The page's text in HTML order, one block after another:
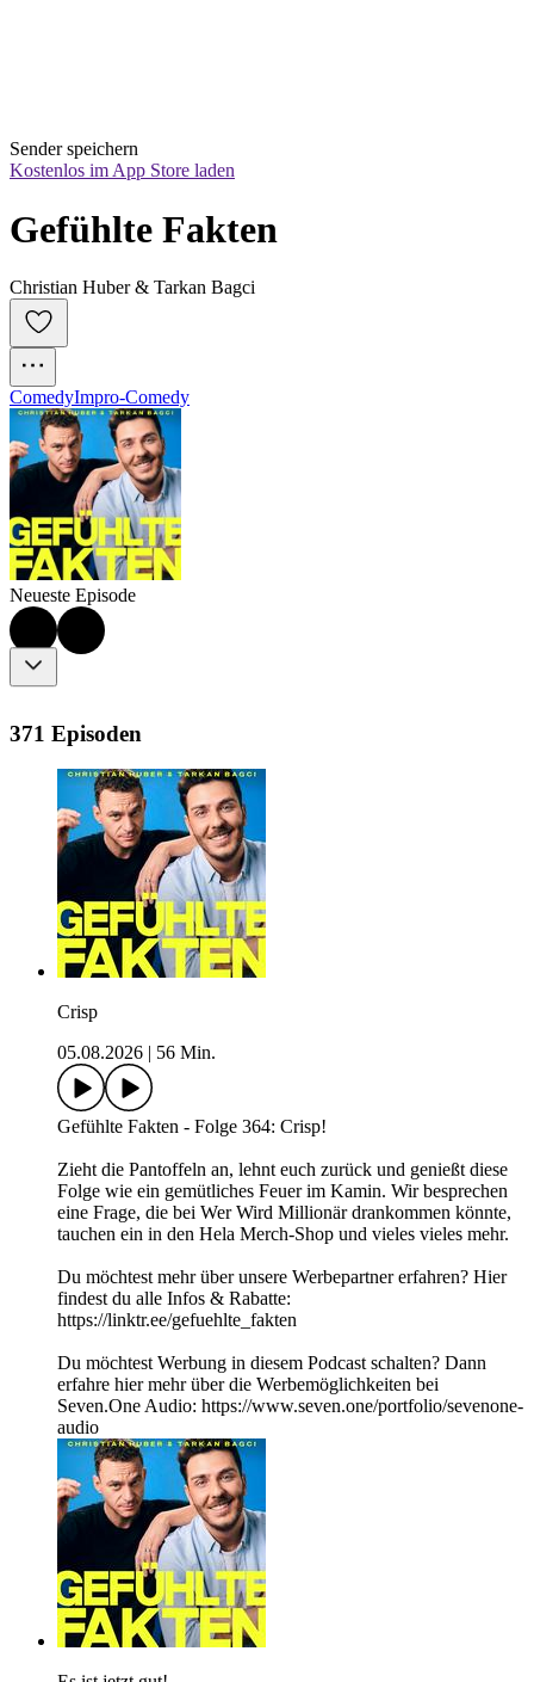
Sender speichern
Kostenlos im App Store laden
Gefühlte Fakten
Christian Huber & Tarkan Bagci
ComedyImpro-Comedy
Neueste Episode
371 Episoden
Crisp
05.08.2026
56 Min.
Gefühlte Fakten - Folge 364: Crisp!
Zieht die Pantoffeln an, lehnt euch zurück und genießt diese
Folge wie ein gemütliches Feuer im Kamin. Wir besprechen
eine Frage, die bei Wer Wird Millionär drankommen könnte,
tauchen ein in den Hela Merch-Shop und vieles vieles mehr.
Du möchtest mehr über unsere Werbepartner erfahren? Hier
findest du alle Infos & Rabatte:
https://linktr.ee/gefuehlte_fakten
Du möchtest Werbung in diesem Podcast schalten? Dann
erfahre hier mehr über die Werbemöglichkeiten bei
Seven.One Audio: https://www.seven.one/portfolio/sevenone-
audio